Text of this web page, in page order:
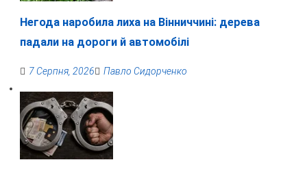
Негода наробила лиха на Вінниччині: дерева
падали на дороги й автомобілі
7 Серпня, 2026 Павло Сидорченко